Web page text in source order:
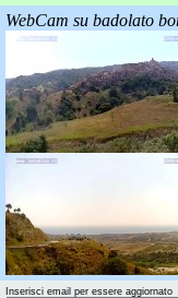
WebCam su badolato
Inserisci email per essere aggiornato